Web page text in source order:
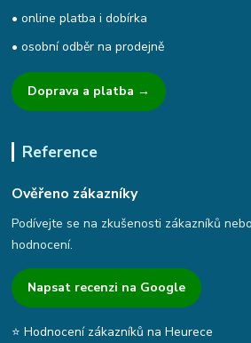
• online platba i dobírka
• osobní odběr na prodejně
Doprava a platba →
Reference
Ověřeno zákazníky
Podívejte se na zkušenosti zákazníků
hodnocení.
Napsat recenzi na Google
⭐ Hodnocení zákazníků na Heurece